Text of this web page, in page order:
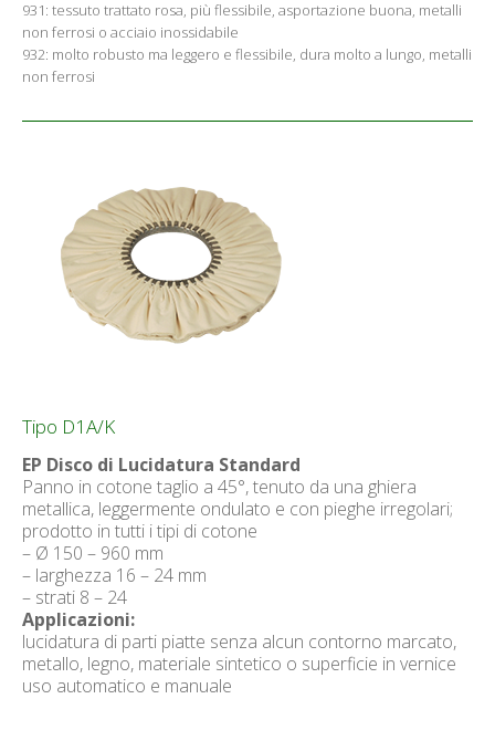
931: tessuto trattato rosa, più flessibile, asportazione buona, metalli
non ferrosi o acciaio inossidabile
932: molto robusto ma leggero e flessibile, dura molto a lungo, metalli
non ferrosi
Tipo D1A/K
EP Disco di Lucidatura Standard
Panno in cotone taglio a 45°, tenuto da una ghiera
metallica, leggermente ondulato e con pieghe irregolari;
prodotto in tutti i tipi di cotone
– Ø 150 – 960 mm
– larghezza 16 – 24 mm
– strati 8 – 24
Applicazioni:
lucidatura di parti piatte senza alcun contorno marcato,
metallo, legno, materiale sintetico o superficie in vernice
uso automatico e manuale